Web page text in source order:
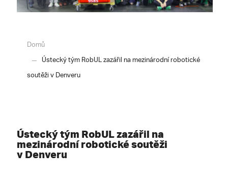
Domů
Ústecký tým RobUL zazářil na mezinárodní robotické
soutěži v Denveru
Ústecký tým RobUL zazářil na
mezinárodní robotické soutěži
v Denveru